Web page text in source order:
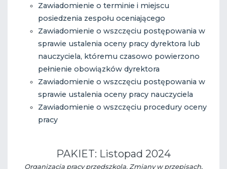
Zawiadomienie o terminie i miejscu
posiedzenia zespołu oceniającego
Zawiadomienie o wszczęciu postępowania w
sprawie ustalenia oceny pracy dyrektora lub
nauczyciela, któremu czasowo powierzono
pełnienie obowiązków dyrektora
Zawiadomienie o wszczęciu postępowania w
sprawie ustalenia oceny pracy nauczyciela
Zawiadomienie o wszczęciu procedury oceny
pracy
PAKIET: Listopad 2024
Organizacja pracy przedszkola. Zmiany w przepisach,